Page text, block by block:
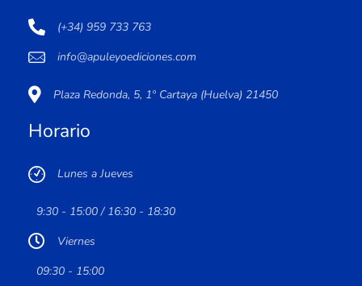
(+34) 959 733 763
info@apuleyoediciones.com
Plaza Redonda, 5, 1º Cartaya (Huelva) 21450
Horario
Lunes a Jueves
9:30 - 15:00 / 16:30 - 18:30
Viernes
09:30 - 15:00